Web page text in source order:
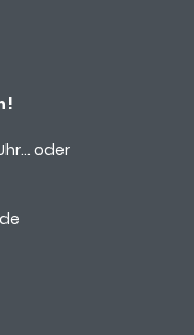
oder
e